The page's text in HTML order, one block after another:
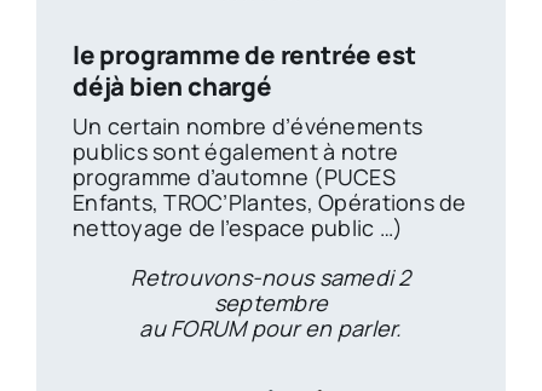
le programme de rentrée est
déjà bien chargé
Un certain nombre d’événements
publics sont également à notre
programme d’automne (PUCES
Enfants, TROC’Plantes, Opérations de
nettoyage de l’espace public …)
Retrouvons-nous samedi 2
septembre
au FORUM pour en parler.